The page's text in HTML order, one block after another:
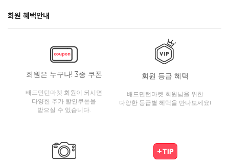
회원 혜택안내
회원은 누구나! 3종 쿠폰
배드민턴마켓 회원이 되시면
다양한 추가 할인쿠폰을
받으실 수 있습니다.
회원 등급 혜택
배드민턴마켓 회원님을 위한
다양한 등급별 혜택을 만나보세요!